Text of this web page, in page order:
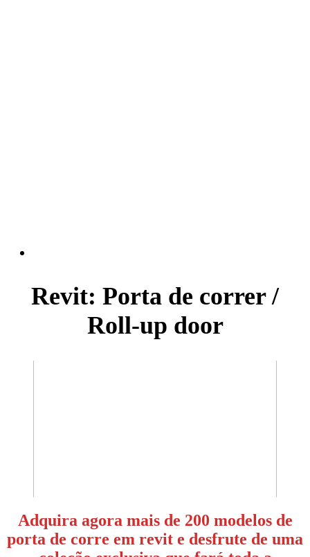
Revit: Porta de correr /
Roll-up door
Adquira agora mais de 200 modelos de
porta de corre em revit e desfrute de uma